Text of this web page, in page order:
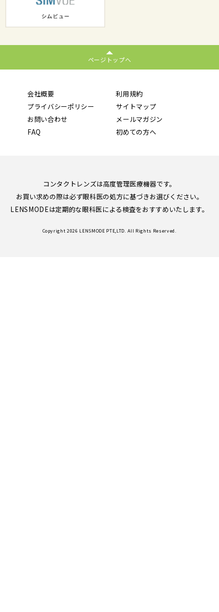
ページトップへ
会社概要
利用規約
プライバシーポリシー
サイトマップ
お問い合わせ
メールマガジン
FAQ
初めての方へ
コンタクトレンズは高度管理医療機器です。
お買い求めの際は必ず眼科医の処方に基づきお選びください。
LENSMODEは定期的な眼科医による検査をおすすめいたします。
Copyright 2026 LENSMODE PTE,LTD. All Rights Reserved.